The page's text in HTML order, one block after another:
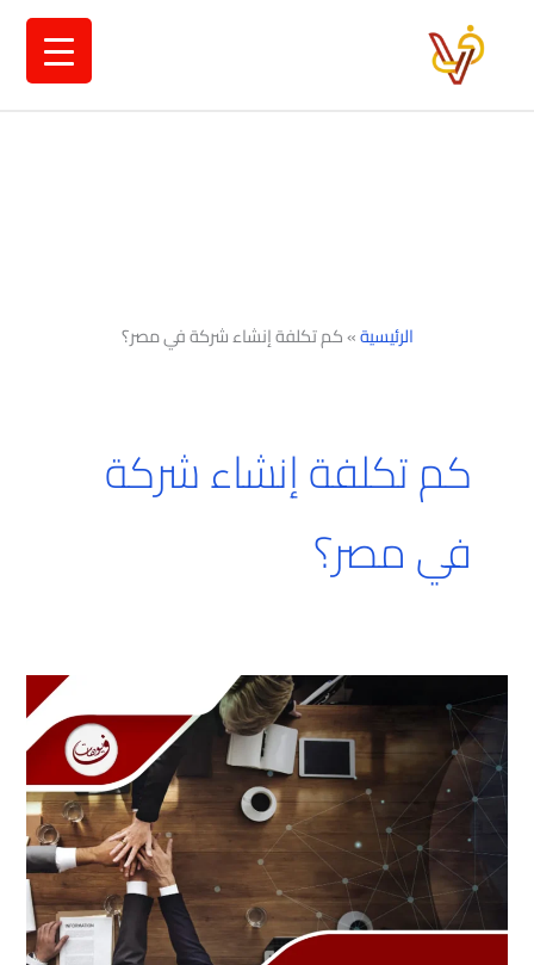
الرئيسية»كم تكلفة إنشاء شركة في مصر؟
كم تكلفة إنشاء شركة
في مصر؟
تأسيس
شركات
الأشخاص